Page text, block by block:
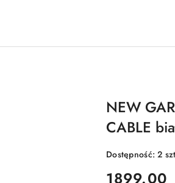
NEW
CABLE
Dostępność:2
cena:
1899.00